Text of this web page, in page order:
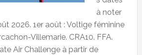
à noter
2026. 1er août : Voltige féminine
Villemarie. CRA10. FFA.
Air Challenge à partir de